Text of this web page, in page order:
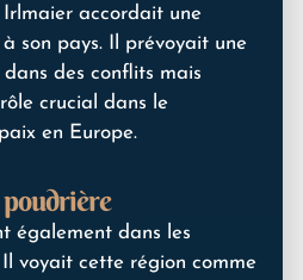
Irlmaier accordait une
son pays. Il prévoyait une
des conflits mais
crucial dans le
en Europe.
également dans les
Il voyait cette région comme